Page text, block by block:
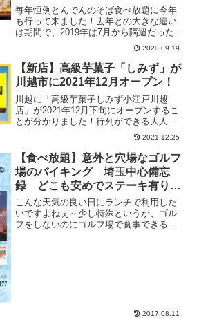
毎年恒例とんでんのそば食べ放題に今年
も行って来ました！去年との大きな違い
は期間で、2019年は7月から隔週だったの
に対し、2020年は6月から毎週の実施と、
倍の利用しやすさになっていたんですよ
ね～もう9月までなので残り僅かな期間で
すが、行こ...
2020.09.19
【新店】高級芋菓子「しみず」が
川越市に2021年12月オープン！
川越に「高級芋菓子しみず小江戸川越
店」が2021年12月下旬にオープンするこ
とが分かりました！行列ができる大人気
スイーツショップということで、スイー
トポテトや芋パフェなど、どんな芋スイ
ーツが並ぶのか楽しみですね！記事内の
オープン予定日などは...
2021.12.25
【食べ放題】意外と穴場なゴルフ
場のバイキング 埼玉中心備忘
録 どこも安めでステーキ有りの
場所も【2017夏】
こんな天気の良い日にランチで利用した
いですよねぇ～少し特殊というか、ゴル
フをしないのにゴルフ場で食事できる
2017.08.11